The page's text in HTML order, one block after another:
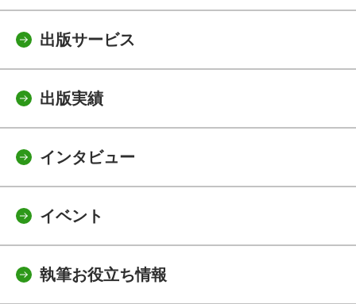
出版サービス
出版実績
インタビュー
イベント
執筆お役立ち情報